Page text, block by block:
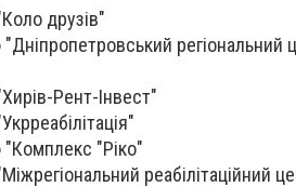
друзів"
регіональний
Рент-Інвест"
"Ріко"
реабілітаційний